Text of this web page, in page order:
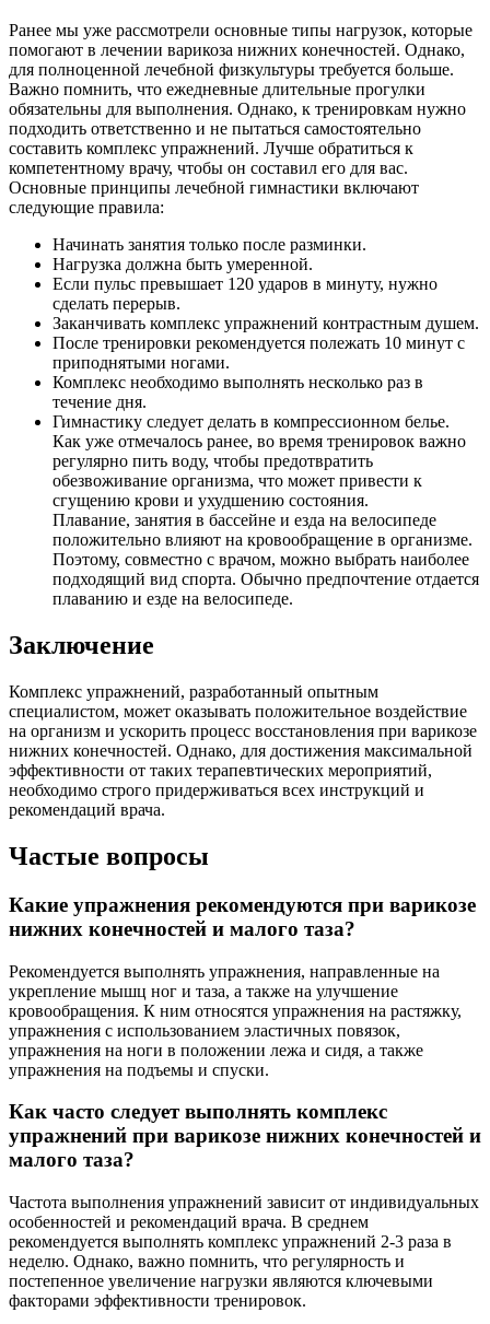
Ранее мы уже рассмотрели основные типы нагрузок, которые
помогают в лечении варикоза нижних конечностей. Однако,
для полноценной лечебной физкультуры требуется больше.
Важно помнить, что ежедневные длительные прогулки
обязательны для выполнения. Однако, к тренировкам нужно
подходить ответственно и не пытаться самостоятельно
составить комплекс упражнений. Лучше обратиться к
компетентному врачу, чтобы он составил его для вас.
Основные принципы лечебной гимнастики включают
следующие правила:
Начинать занятия только после разминки.
Нагрузка должна быть умеренной.
Если пульс превышает 120 ударов в минуту, нужно
сделать перерыв.
Заканчивать комплекс упражнений контрастным душем.
После тренировки рекомендуется полежать 10 минут с
приподнятыми ногами.
Комплекс необходимо выполнять несколько раз в
течение дня.
Гимнастику следует делать в компрессионном белье.
Как уже отмечалось ранее, во время тренировок важно
регулярно пить воду, чтобы предотвратить
обезвоживание организма, что может привести к
сгущению крови и ухудшению состояния.
Плавание, занятия в бассейне и езда на велосипеде
положительно влияют на кровообращение в организме.
Поэтому, совместно с врачом, можно выбрать наиболее
подходящий вид спорта. Обычно предпочтение отдается
плаванию и езде на велосипеде.
Заключение
Комплекс упражнений, разработанный опытным
специалистом, может оказывать положительное воздействие
на организм и ускорить процесс восстановления при варикозе
нижних конечностей. Однако, для достижения максимальной
эффективности от таких терапевтических мероприятий,
необходимо строго придерживаться всех инструкций и
рекомендаций врача.
Частые вопросы
Какие упражнения рекомендуются при варикозе
нижних конечностей и малого таза?
Рекомендуется выполнять упражнения, направленные на
укрепление мышц ног и таза, а также на улучшение
кровообращения. К ним относятся упражнения на растяжку,
упражнения с использованием эластичных повязок,
упражнения на ноги в положении лежа и сидя, а также
упражнения на подъемы и спуски.
Как часто следует выполнять комплекс
упражнений при варикозе нижних конечностей и
малого таза?
Частота выполнения упражнений зависит от индивидуальных
особенностей и рекомендаций врача. В среднем
рекомендуется выполнять комплекс упражнений 2-3 раза в
неделю. Однако, важно помнить, что регулярность и
постепенное увеличение нагрузки являются ключевыми
факторами эффективности тренировок.